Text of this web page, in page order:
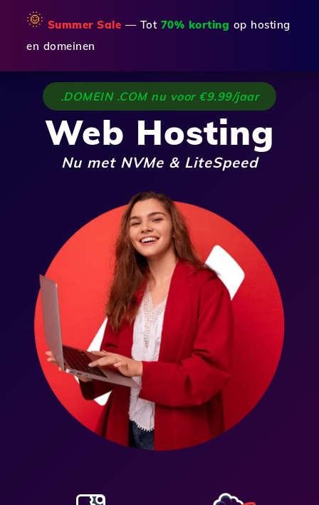
🌞 Summer Sale — Tot 70% korting op hosting
en domeinen
.DOMEIN .COM nu voor €9.99/jaar
Web Hosting
Nu met NVMe & LiteSpeed